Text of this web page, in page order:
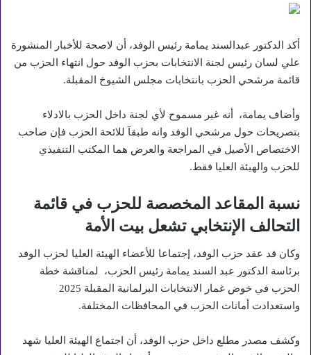
أكد الدكتور عبدالسند يمامة رئيس الوفد، أن لاصحة للأخبار المنشورة
علي لسان رئيس لجنة الانتخابات بحزب الوفد حول انتهاء الحزب من
قائمة مرشحي الحزب بانتخابات مجلس الشيوخ المقبلة.
وأضاف يمامة، أنه غير مسموح لأي لجنة داخل الحزب بالادلاء
بتصريحات حول مرشحي الوفد وانه طبقآ للائحة الحزب فإن صاحب
الاختصاص الأصيل في المراجعة والعرض هما المكتب التنفيذي
للحزب والهيئة العليا فقط.
نسبة المقاعد المخصصة للحزب في قائمة
التحالف الإنتخابي تشعل بيت الأمة
وكان قد عقد حزب الوفد، إجتماعا للأعضاء الهيئة العليا لحزب الوفد
برئاسة الدكتور عبد السند يمامة رئيس الحزب، لمناقشة خطة
الحزب في خوض غمار الانتخابات البرلمانية المقبلة 2025
واستعدادت أمانات الحزب في المحافظات المختلفة.
وكشف مصدر مطلع داخل حزب الوفد، أن اجتماع الهيئة العليا شهد